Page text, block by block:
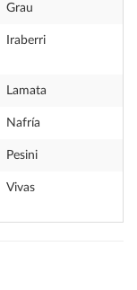
Grau
Iraberri
Lamata
Nafría
Pesini
Vivas